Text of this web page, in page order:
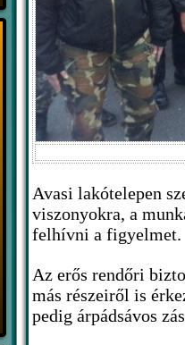
Avasi lakótelepen
viszonyokra, a
felhívni a figyelmet.
Az erős rendőri
más részeiről is
pedig árpádsávos